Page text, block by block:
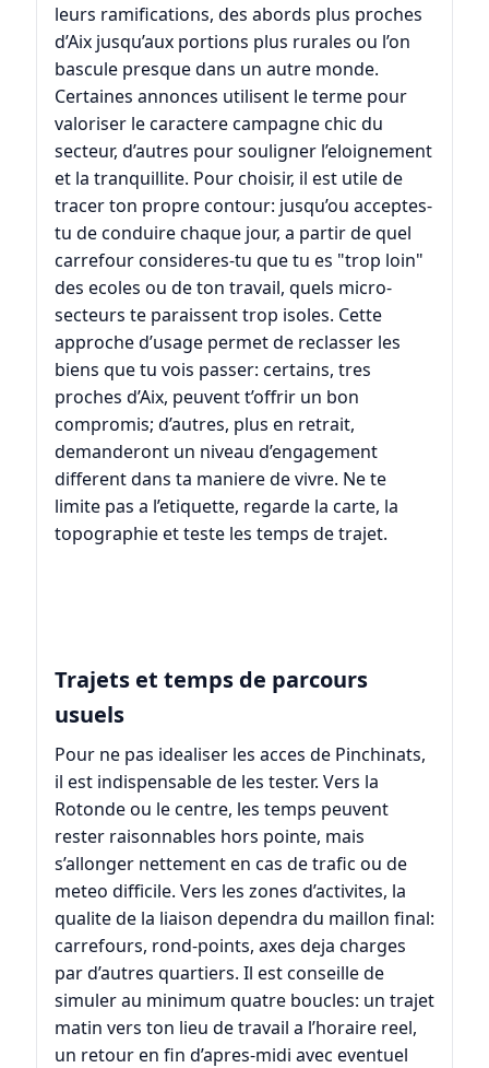
leurs ramifications, des abords plus proches
d’Aix jusqu’aux portions plus rurales ou l’on
bascule presque dans un autre monde.
Certaines annonces utilisent le terme pour
valoriser le caractere campagne chic du
secteur, d’autres pour souligner l’eloignement
et la tranquillite. Pour choisir, il est utile de
tracer ton propre contour: jusqu’ou acceptes-
tu de conduire chaque jour, a partir de quel
carrefour consideres-tu que tu es "trop loin"
des ecoles ou de ton travail, quels micro-
secteurs te paraissent trop isoles. Cette
approche d’usage permet de reclasser les
biens que tu vois passer: certains, tres
proches d’Aix, peuvent t’offrir un bon
compromis; d’autres, plus en retrait,
demanderont un niveau d’engagement
different dans ta maniere de vivre. Ne te
limite pas a l’etiquette, regarde la carte, la
topographie et teste les temps de trajet.
Trajets et temps de parcours
usuels
Pour ne pas idealiser les acces de Pinchinats,
il est indispensable de les tester. Vers la
Rotonde ou le centre, les temps peuvent
rester raisonnables hors pointe, mais
s’allonger nettement en cas de trafic ou de
meteo difficile. Vers les zones d’activites, la
qualite de la liaison dependra du maillon final:
carrefours, rond-points, axes deja charges
par d’autres quartiers. Il est conseille de
simuler au minimum quatre boucles: un trajet
matin vers ton lieu de travail a l’horaire reel,
un retour en fin d’apres-midi avec eventuel